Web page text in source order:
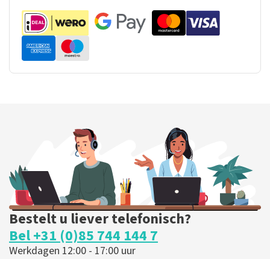
Bestelt u liever telefonisch?
Bel +31 (0)85 744 144 7
Werkdagen 12:00 - 17:00 uur